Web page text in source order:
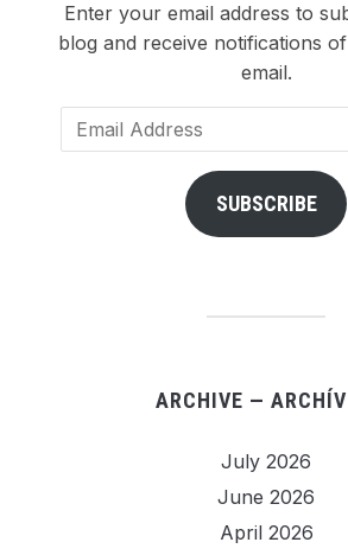
Enter your email address to
blog and receive notifications
email.
Email
Address
SUBSCRIBE
ARCHIVE —
July 2026
June 2026
April 2026